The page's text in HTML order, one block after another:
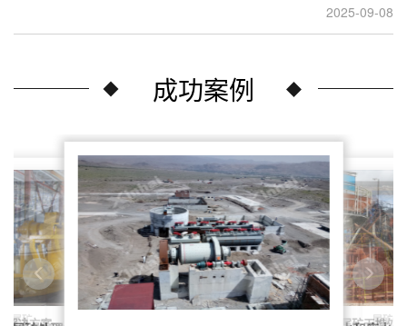
附加值的粉体，离不开一套专业的石英砂磨粉成套设备。本
文将从设备、工艺到应用，为您全面解析这条生产线。
2025-09-08
成功案例
尾矿 尾矿干